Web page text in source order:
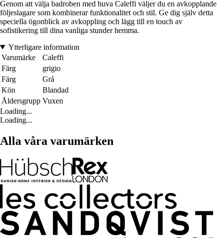
Genom att välja badroben med huva Caleffi väljer du en avkopplande
följeslagare som kombinerar funktionalitet och stil. Ge dig själv detta
speciella ögonblick av avkoppling och lägg till en touch av
sofistikering till dina vanliga stunder hemma.
Ytterligare information
Varumärke
Caleffi
Färg
grigio
Färg
Grå
Kön
Blandad
Åldersgrupp Vuxen
Loading...
Loading...
Alla våra varumärken